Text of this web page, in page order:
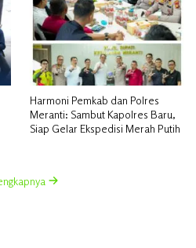
Harmoni Pemkab dan Polres
Meranti: Sambut Kapolres Baru,
Siap Gelar Ekspedisi Merah Putih